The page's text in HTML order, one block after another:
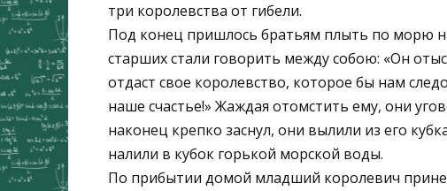
три королевства от гибели.
Под конец пришлось братьям плыть по морю
старших стали говорить между собою: «Он
отдаст свое королевство, которое бы нам
наше счастье!» Жаждая отомстить ему, они
наконец крепко заснул, они вылили из его
налили в кубок горькой морской воды.
По прибытии домой младший королевич